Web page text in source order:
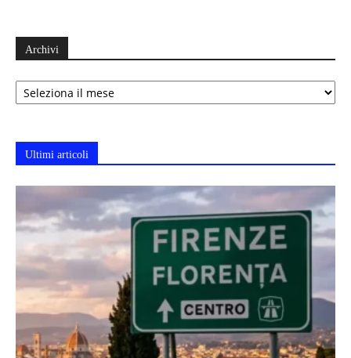
Archivi
Archivi
Ultimi articoli